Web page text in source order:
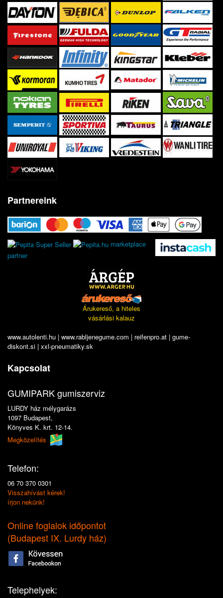
Partnereink
marketplace
partner
Árukereső, a hiteles
vásárlási kalauz
www.autolenti.hu | www.rabljenegume.com | reifenpro.at | gume-
diskont.si | xxl-pneumatiky.sk
Kapcsolat
GUMIPARK gumiszerviz
LURDY ház mélygarázs
1097 Budapest,
Könyves K. krt. 12-14.
Megközelítés
Telefon:
06 70 370 0301
Visszahívást kérek!
írjon nekünk!
Online foglalok időpontot
(Budapest IX. Lurdy ház)
Telephelyek: